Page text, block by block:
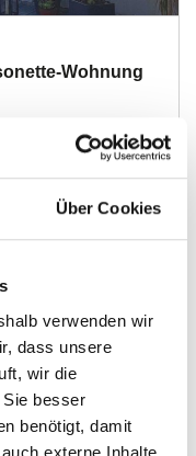
Über Cookies
verwenden wir
dass unsere
wir die
besser
benötigt, damit
externe Inhalte
Wohnung